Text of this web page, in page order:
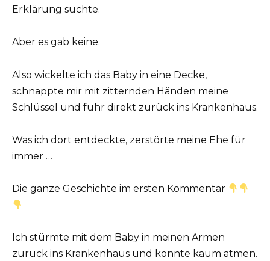
Erklärung suchte.
Aber es gab keine.
Also wickelte ich das Baby in eine Decke,
schnappte mir mit zitternden Händen meine
Schlüssel und fuhr direkt zurück ins Krankenhaus.
Was ich dort entdeckte, zerstörte meine Ehe für
immer …
Die ganze Geschichte im ersten Kommentar
Ich stürmte mit dem Baby in meinen Armen
zurück ins Krankenhaus und konnte kaum atmen.